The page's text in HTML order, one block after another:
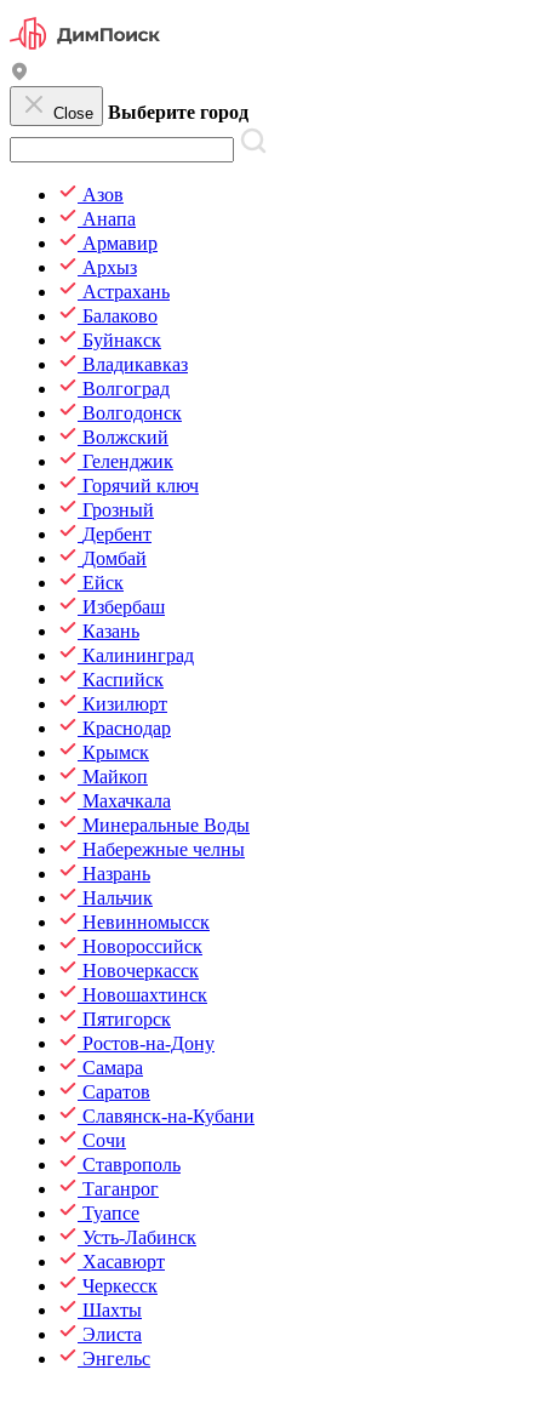
Close Выберите город
Азов
Анапа
Армавир
Архыз
Астрахань
Балаково
Буйнакск
Владикавказ
Волгоград
Волгодонск
Волжский
Геленджик
Горячий ключ
Грозный
Дербент
Домбай
Ейск
Избербаш
Казань
Калининград
Каспийск
Кизилюрт
Краснодар
Крымск
Майкоп
Махачкала
Минеральные Воды
Набережные челны
Назрань
Нальчик
Невинномысск
Новороссийск
Новочеркасск
Новошахтинск
Пятигорск
Ростов-на-Дону
Самара
Саратов
Славянск-на-Кубани
Сочи
Ставрополь
Таганрог
Туапсе
Усть-Лабинск
Хасавюрт
Черкесск
Шахты
Элиста
Энгельс